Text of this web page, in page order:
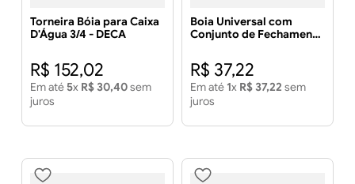
Torneira Bóia para Caixa
D'Água 3/4 - DECA
R$ 152,02
Em até 5x R$ 30,40sem
juros
Boia Universal com
Conjunto de Fechamento
R$ 37,22
Em até 1x R$ 37,22 sem
juros